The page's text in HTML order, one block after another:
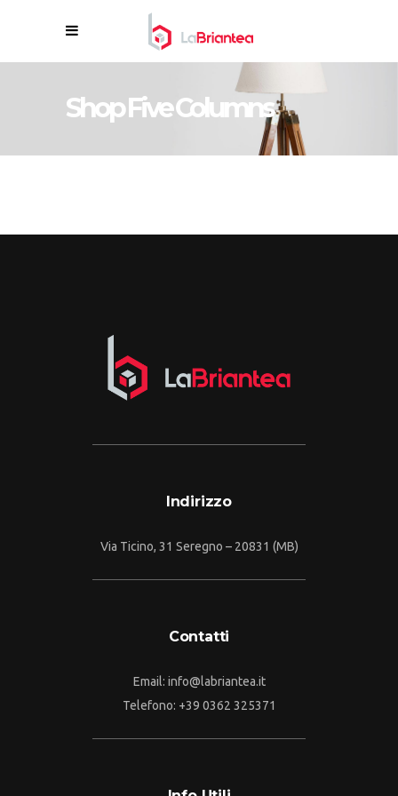
Shop Five Columns
Indirizzo
Via Ticino, 31 Seregno – 20831 (MB)
Contatti
Email: info@labriantea.it
Telefono: +39 0362 325371